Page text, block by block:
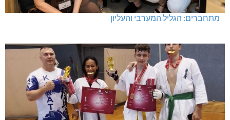
מתחברים: הגליל המערבי והעליון